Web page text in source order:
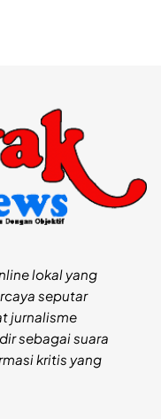
lokal yang
seputar
jurnalisme
sebagai suara
kritis yang